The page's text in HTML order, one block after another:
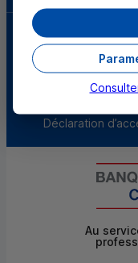
Mentions légales
Guides et
Déclaration
Au